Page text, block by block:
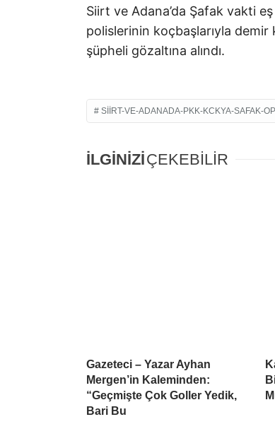
Siirt ve Adana’da Şafak vakti
polislerinin koçbaşlarıyla demir
şüpheli gözaltına alındı.
SIIRT-VE-ADANADA-PKK-KCKYA-SAFAK-
İLGİNİZİÇEKEBİLİR
Gazeteci – Yazar Ayhan
Mergen’in Kaleminden:
“Geçmişte Çok Goller Yedik,
Bari Bu